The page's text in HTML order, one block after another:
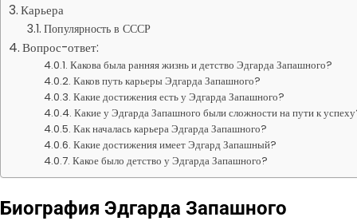
Карьера
Популярность в СССР
Вопрос-ответ:
Какова была ранняя жизнь и детство Эдгарда Запашного?
Каков путь карьеры Эдгарда Запашного?
Какие достижения есть у Эдгарда Запашного?
Какие у Эдгарда Запашного были сложности на пути к
Как началась карьера Эдгарда Запашного?
Какие достижения имеет Эдгард Запашный?
Какое было детство у Эдгарда Запашного?
Биография Эдгарда Запашного